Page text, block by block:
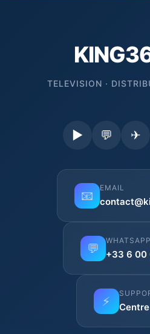
TELEVISION ·
▶ 💬 ✈
📧
EMAIL
💬 +33 6 00
⚡